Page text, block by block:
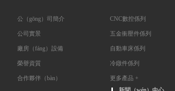
公（gōng）司簡介
公司實景
廠房（fáng）設備
榮譽資質
合作夥伴（bàn）
CNC數控係列
五金衝壓件係列
自動車床係列
冷鐓件係列
更多產品 +